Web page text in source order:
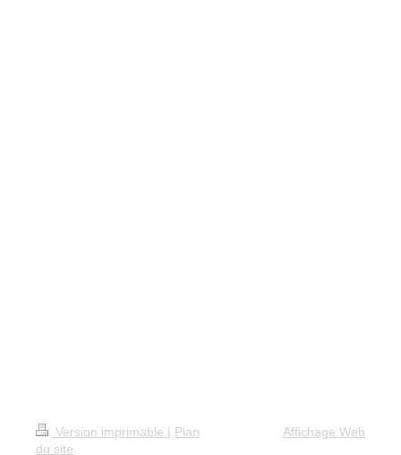
Version imprimable | Plan
du site
Affichage Web